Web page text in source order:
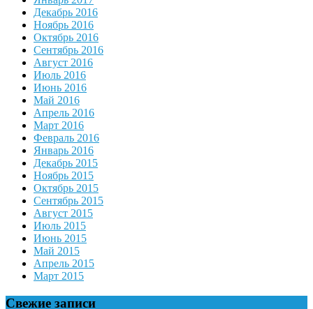
Декабрь 2016
Ноябрь 2016
Октябрь 2016
Сентябрь 2016
Август 2016
Июль 2016
Июнь 2016
Май 2016
Апрель 2016
Март 2016
Февраль 2016
Январь 2016
Декабрь 2015
Ноябрь 2015
Октябрь 2015
Сентябрь 2015
Август 2015
Июль 2015
Июнь 2015
Май 2015
Апрель 2015
Март 2015
Свежие записи